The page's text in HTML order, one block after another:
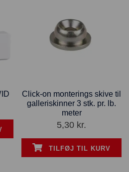
Click-on monterings skive til
galleriskinner 3 stk. pr. lb.
meter
5,30 kr.
TILFØJ TIL KURV